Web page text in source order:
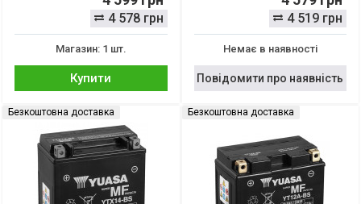
4 578 грн
Магазин: 1 шт.
Купити
4 519 грн
Немає в наявності
Повідомити про наявність
Безкоштовна доставка Безкоштовна доставка